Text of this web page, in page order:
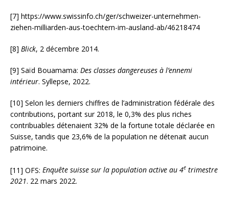
[7] https://www.swissinfo.ch/ger/schweizer-unternehmen-
ziehen-milliarden-aus-toechtern-im-ausland-ab/46218474
[8] Blick, 2 décembre 2014.
[9] Saïd Bouamama: Des classes dangereuses à l’ennemi
intérieur. Syllepse, 2022.
[10] Selon les derniers chiffres de l’administration fédérale des
contributions, portant sur 2018, le 0,3% des plus riches
contribuables détenaient 32% de la fortune totale déclarée en
Suisse, tandis que 23,6% de la population ne détenait aucun
patrimoine.
[11] OFS: Enquête suisse sur la population active au 4e trimestre
2021. 22 mars 2022.